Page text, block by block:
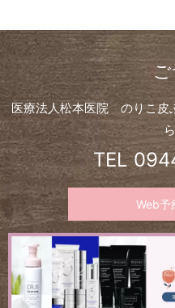
医療法人松本医院 のりこ皮
TEL
Web予